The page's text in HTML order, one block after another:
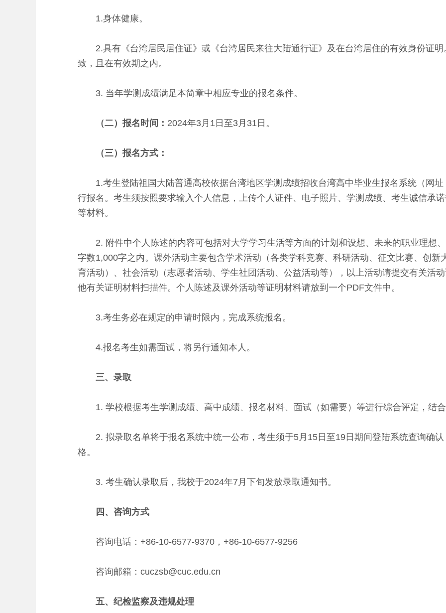
1.身体健康。
2.具有《台湾居民居住证》或《台湾居民来往大陆通行证》及在台湾居住的有效身份证明
致，且在有效期之内。
3. 当年学测成绩满足本简章中相应专业的报名条件。
（二） 报名时间： 2024年3月1日至3月31日。
（三） 报名方式：
1.考生登陆祖国大陆普通高校依据台湾地区学测成绩招收台湾高中毕业生报名系统（网址
行报名。考生须按照要求输入个人信息，上传个人证件、电子照片、学测成绩、考生诚信承
等材料。
2. 附件中个人陈述的内容可包括对大学学习生活等方面的计划和设想、未来的职业理想
字数1,000字之内。课外活动主要包含学术活动（各类学科竞赛、科研活动、征文比赛、创新
育活动）、社会活动（志愿者活动、学生社团活动、公益活动等），以上活动请提交有关活
他有关证明材料扫描件。个人陈述及课外活动等证明材料请放到一个PDF文件中。
3.考生务必在规定的申请时限内，完成系统报名。
4.报名考生如需面试，将另行通知本人。
三、录取
1. 学校根据考生学测成绩、高中成绩、报名材料、面试（如需要）等进行综合评定，结
2. 拟录取名单将于报名系统中统一公布，考生须于5月15日至19日期间登陆系统查询确认
格。
3. 考生确认录取后，我校于2024年7月下旬发放录取通知书。
四、咨询方式
咨询电话：+86-10-6577-9370，+86-10-6577-9256
咨询邮箱：cuczsb@cuc.edu.cn
五、纪检监察及违规处理